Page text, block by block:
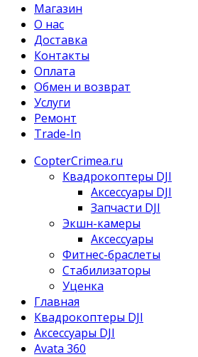
Магазин
О нас
Доставка
Контакты
Оплата
Обмен и возврат
Услуги
Ремонт
Trade-In
CopterCrimea.ru
Квадрокоптеры DJI
Аксессуары DJI
Запчасти DJI
Экшн-камеры
Аксессуары
Фитнес-браслеты
Стабилизаторы
Уценка
Главная
Квадрокоптеры DJI
Аксессуары DJI
Avata 360